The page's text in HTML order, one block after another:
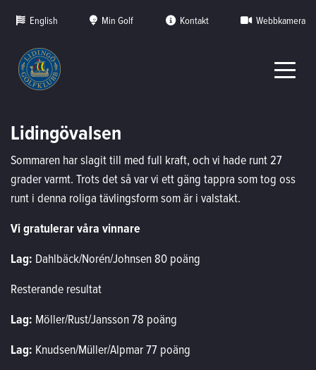
English Min Golf Kontakt Webbkamera
Lidingövalsen
Sommaren har slagit till med full kraft, och vi hade runt 27
grader varmt. Trots det så var vi ett gäng tappra som tog oss
runt i denna roliga tävlingsform som är i valstakt.
Vi gratulerar våra vinnare
Lag: Dahlbäck/Norén/Johnsen 80 poäng
Resterande resultat
Lag: Möller/Rust/Jansson 78 poäng
Lag: Knudsen/Müller/Alpmar 77 poäng